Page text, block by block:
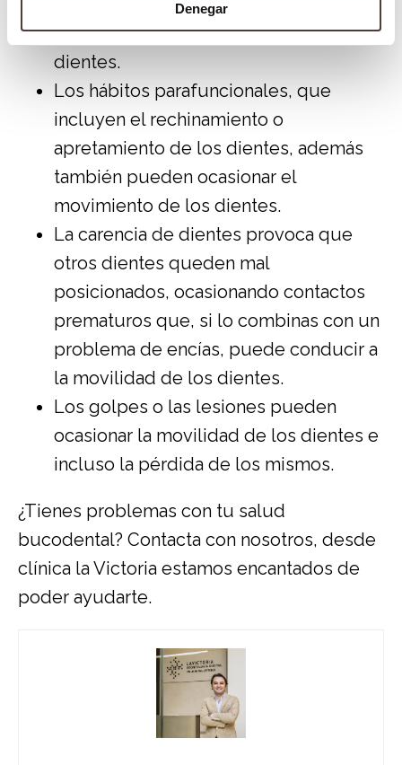
Denegar
constante en el periodonto de los
dientes.
Los hábitos parafuncionales, que
incluyen el rechinamiento o
apretamiento de los dientes, además
también pueden ocasionar el
movimiento de los dientes.
La carencia de dientes provoca que
otros dientes queden mal
posicionados, ocasionando contactos
prematuros que, si lo combinas con un
problema de encías, puede conducir a
la movilidad de los dientes.
Los golpes o las lesiones pueden
ocasionar la movilidad de los dientes e
incluso la pérdida de los mismos.
¿Tienes problemas con tu salud
bucodental? Contacta con nosotros, desde
clínica la Victoria estamos encantados de
poder ayudarte.